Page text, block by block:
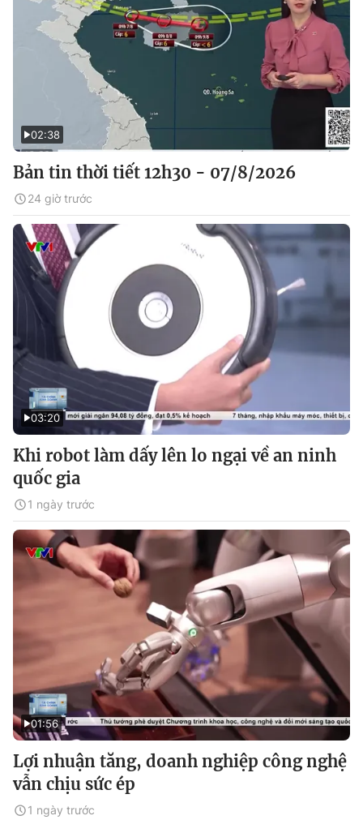
02:38
Bản tin thời tiết 12h30 - 07/8/2026
24 giờ trước
03:20
Khi robot làm dấy lên lo ngại về an ninh
quốc gia
1 ngày trước
01:56
Lợi nhuận tăng, doanh nghiệp công nghệ
vẫn chịu sức ép
1 ngày trước